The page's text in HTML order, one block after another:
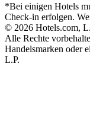
*Bei einigen Hotels
Check-in erfolgen.
© 2026 Hotels.com,
Alle Rechte
Handelsmarken oder
L.P.